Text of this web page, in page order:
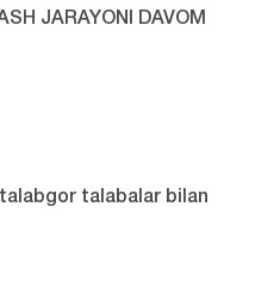
JARAYONI DAVOM
talabalar bilan